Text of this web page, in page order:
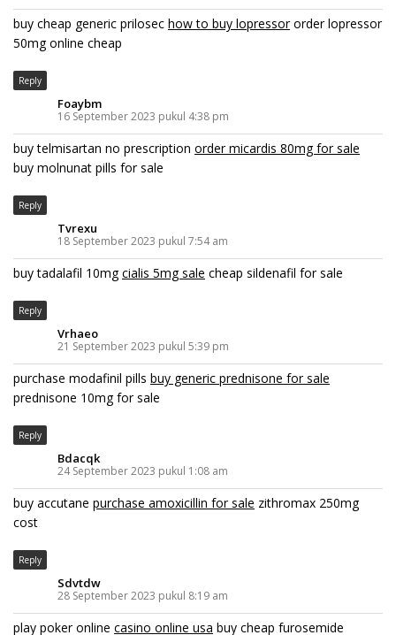
buy cheap generic prilosec how to buy lopressororder lopressor
50mg online cheap
Reply
Foaybm
16 September 2023 pukul 4:38 pm
buy telmisartan no prescription order micardis 80mg for sale
buy molnunat pills for sale
Reply
Tvrexu
18 September 2023 pukul 7:54 am
buy tadalafil 10mgcialis 5mg sale cheap sildenafil for sale
Reply
Vrhaeo
21 September 2023 pukul 5:39 pm
purchase modafinil pills buy generic prednisone for sale
prednisone 10mg for sale
Reply
Bdacqk
24 September 2023 pukul 1:08 am
buy accutane purchase amoxicillin for sale zithromax 250mg
cost
Reply
Sdvtdw
28 September 2023 pukul 8:19 am
play poker online casino online usa buy cheap furosemide